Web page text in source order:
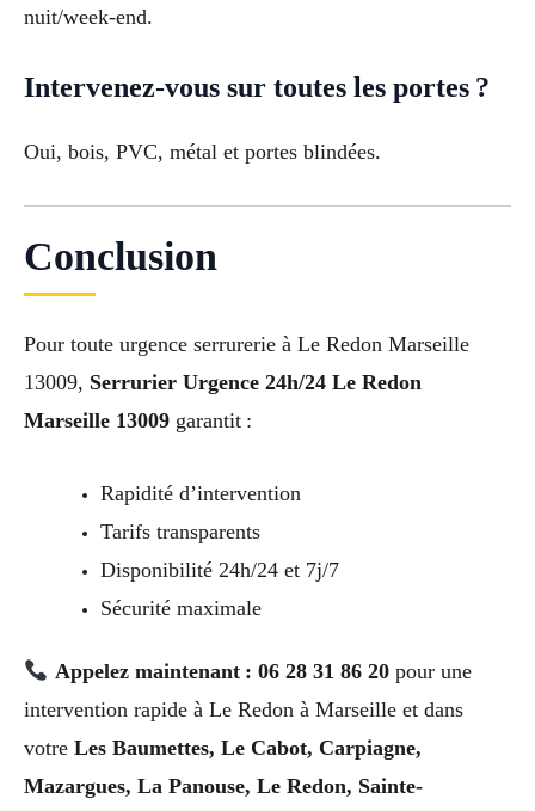
nuit/week-end.
Intervenez-vous sur toutes les portes ?
Oui, bois, PVC, métal et portes blindées.
Conclusion
Pour toute urgence serrurerie à Le Redon Marseille
13009, Serrurier Urgence 24h/24 Le Redon
Marseille 13009 garantit :
Rapidité d’intervention
Tarifs transparents
Disponibilité 24h/24 et 7j/7
Sécurité maximale
Appelez maintenant : 06 28 31 86 20pour une
intervention rapide à Le Redon à Marseille et dans
votre Les Baumettes, Le Cabot, Carpiagne,
Mazargues, La Panouse, Le Redon, Sainte-